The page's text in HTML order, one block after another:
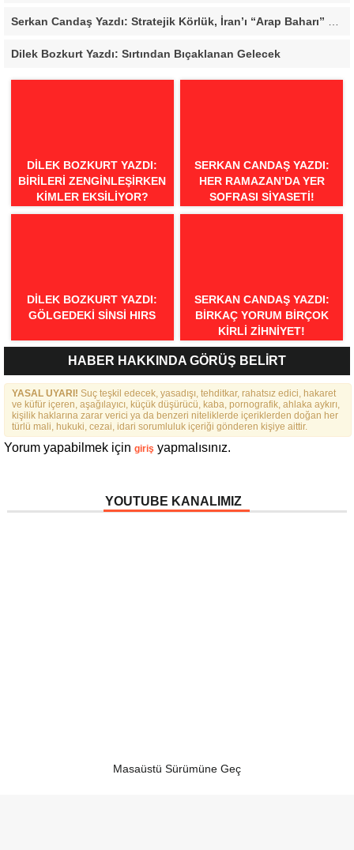
Dilek Bozkurt Yazdı: Sırtından Bıçaklanan Gelecek
DILEK BOZKURT YAZDI:
BIRILERI ZENGINLEŞIRKEN
KIMLER EKSILIYOR?
SERKAN CANDAŞ YAZDI:
HER RAMAZAN’DA YER
SOFRASI SIYASETI!
DILEK BOZKURT YAZDI:
GÖLGEDEKI SINSI HIRS
SERKAN CANDAŞ YAZDI:
BIRKAÇ YORUM BIRÇOK
KIRLI ZIHNIYET!
HABER HAKKINDA GÖRÜŞ BELİRT
YASAL UYARI! Suç teşkil edecek, yasadışı, tehditkar, rahatsız edici, hakaret
ve küfür içeren, aşağılayıcı, küçük düşürücü, kaba, pornografik, ahlaka aykırı,
kişilik haklarına zarar verici ya da benzeri niteliklerde içeriklerden doğan her
türlü mali, hukuki, cezai, idari sorumluluk içeriği gönderen kişiye aittir.
Yorum yapabilmek için giriş yapmalısınız.
YOUTUBE KANALIMIZ
Masaüstü Sürümüne Geç